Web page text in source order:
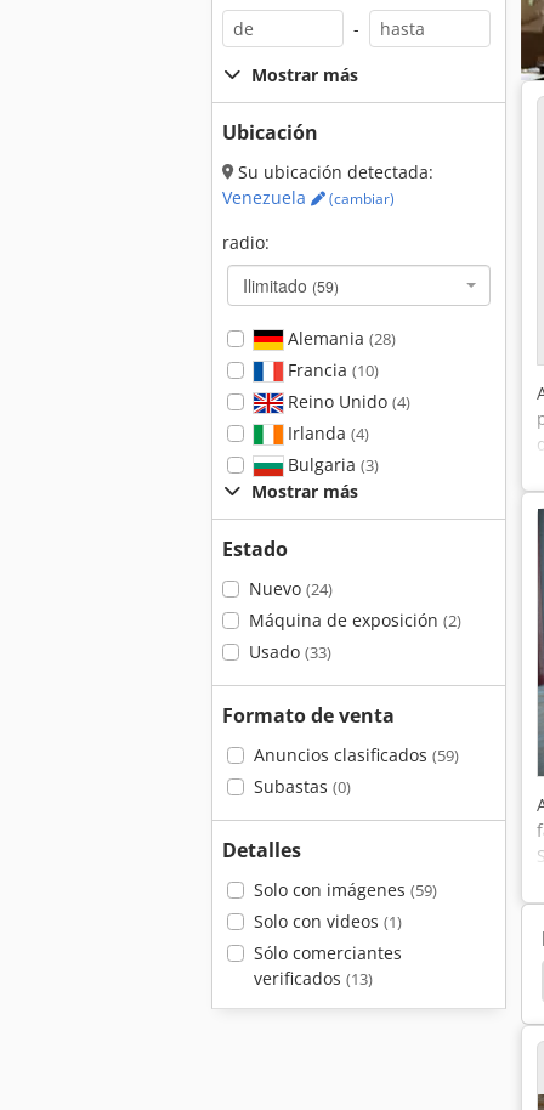
-
Mostrar más
Ubicación
Su ubicación detectada:
Venezuela
(cambiar)
radio:
Ilimitado (59)
Alemania (28)
Francia (10)
Reino Unido (4)
Irlanda (4)
Bulgaria (3)
Mostrar más
Estado
Nuevo (24)
Máquina de exposición (2)
Usado (33)
Formato de venta
Anuncios clasificados (59)
Subastas (0)
Detalles
Solo con imágenes (59)
Solo con videos (1)
Sólo comerciantes
verificados (13)
Geha Top Vision Portable